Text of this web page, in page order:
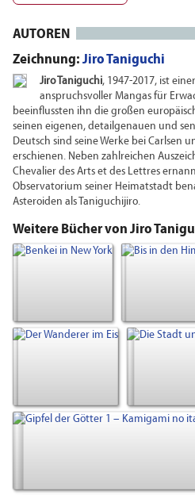
AUTOREN
Zeichnung: Jiro Taniguchi
Jiro Taniguchi, 1947-2017, ist
anspruchsvoller Mangas für
beeinflussten ihn die großen
seinen eigenen, detailgenauen und
Deutsch sind seine Werke bei Carlsen
erschienen. Neben zahlreichen
Chevalier des Arts et des Lettres
Observatorium seiner Heimatstadt
Asteroiden als Taniguchijiro.
Weitere Bücher von Jiro